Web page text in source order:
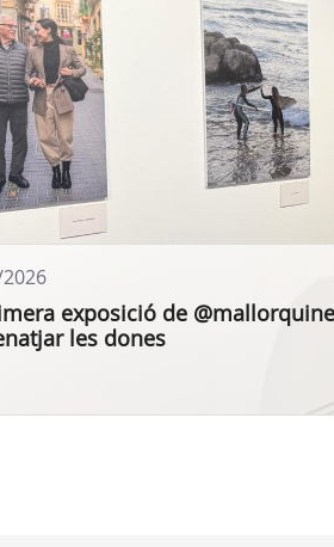
exposició de
les dones